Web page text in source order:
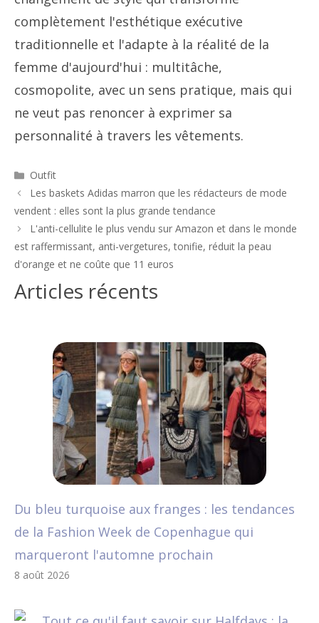
complètement l'esthétique exécutive
traditionnelle et l'adapte à la réalité de la
femme d'aujourd'hui : multitâche,
cosmopolite, avec un sens pratique, mais qui
ne veut pas renoncer à exprimer sa
personnalité à travers les vêtements.
Catégories
Outfit
Navigation
des
Les baskets Adidas marron que les rédacteurs de mode
vendent : elles sont la plus grande tendance
L'anti-cellulite le plus vendu sur Amazon et dans le monde
est raffermissant, anti-vergetures, tonifie, réduit la peau
d'orange et ne coûte que 11 euros
Articles récents
Du bleu turquoise aux franges : les tendances
de la Fashion Week de Copenhague qui
marqueront l'automne prochain
8 août 2026